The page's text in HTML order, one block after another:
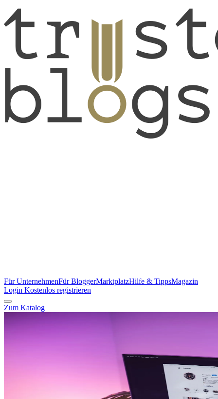
Für UnternehmenFür BloggerMarktplatzHilfe & TippsMagazin
Login Kostenlos registrieren
Zum Katalog